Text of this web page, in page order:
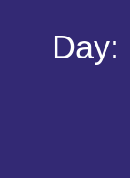
Day: